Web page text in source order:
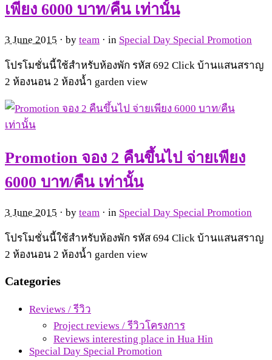
เพียง 6000 บาท/คืน เท่านั้น
3 June 2015 · by team · in Special Day Special Promotion
โปรโมชั่นนี้ใช้สำหรับห้องพัก รหัส 692 Click บ้านแสนสราญ
2 ห้องนอน 2 ห้องน้ำ garden view
Promotion จอง 2 คืนขึ้นไป จ่ายเพียง
6000 บาท/คืน เท่านั้น
3 June 2015 · by team · in Special Day Special Promotion
โปรโมชั่นนี้ใช้สำหรับห้องพัก รหัส 694 Click บ้านแสนสราญ
2 ห้องนอน 2 ห้องน้ำ garden view
Categories
Reviews / รีวิว
Project reviews / รีวิวโครงการ
Reviews interesting place in Hua Hin
Special Day Special Promotion